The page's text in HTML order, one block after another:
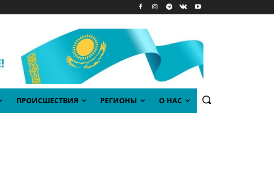
ПРОИСШЕСТВИЯ РЕГИОНЫ О НАС